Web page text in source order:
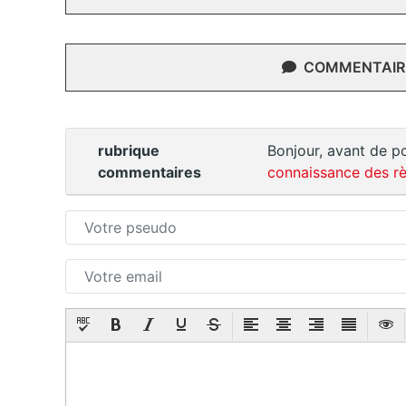
rubrique
commentaires
Bonjour, avant de
connaissance des